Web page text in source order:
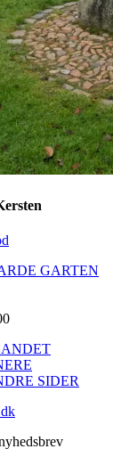
GARTEN
SIDER